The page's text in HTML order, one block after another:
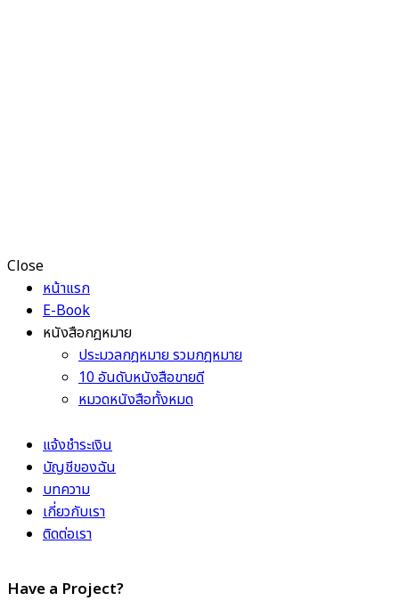
Close
หน้าแรก
E-Book
หนังสือกฎหมาย
ประมวลกฎหมาย รวมกฎหมาย
10 อันดับหนังสือขายดี
หมวดหนังสือทั้งหมด
แจ้งชำระเงิน
บัญชีของฉัน
บทความ
เกี่ยวกับเรา
ติดต่อเรา
Have a Project?